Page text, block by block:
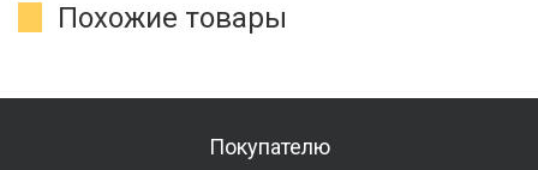
Похожие товары
Покупателю